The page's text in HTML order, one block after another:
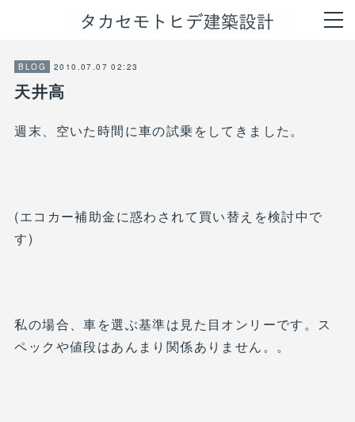
BLOG 2010.07.07 02:23
天井高
週末、空いた時間に車の試乗をしてきました。
(エコカー補助金に惑わされて買い替えを検討中で
す)
私の場合、車を選ぶ基準は見た目オンリーです。ス
ペックや値段はあんまり関係ありません。。